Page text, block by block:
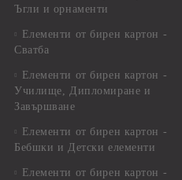
Ъгли и орнаменти
Елементи от бирен картон -
Сватба
Елементи от бирен картон -
Училище, Дипломиране и
Завършване
Елементи от бирен картон -
Бебшки и Детски елементи
Елементи от бирен картон -